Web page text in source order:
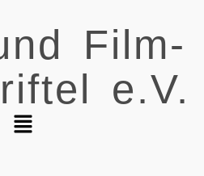
Film-
e.V.